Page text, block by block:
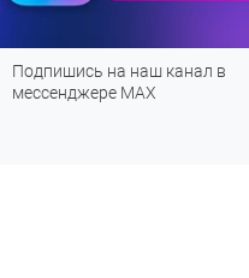
Подпишись на наш канал в
мессенджере МАХ